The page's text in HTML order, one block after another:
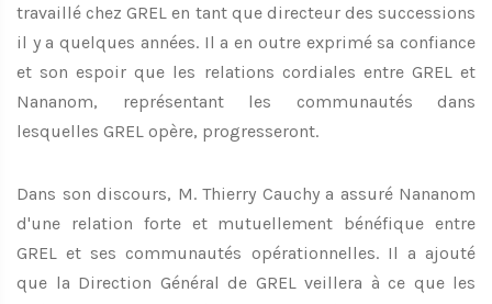
travaillé chez GREL en tant que directeur des successions
il y a quelques années. Il a en outre exprimé sa confiance
et son espoir que les relations cordiales entre GREL et
Nananom, représentant les communautés dans
lesquelles GREL opère, progresseront.
Dans son discours, M. Thierry Cauchy a assuré Nananom
d'une relation forte et mutuellement bénéfique entre
GREL et ses communautés opérationnelles. Il a ajouté
que la Direction Général de GREL veillera à ce que les